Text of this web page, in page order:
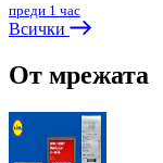
преди 1 час
Всички
От мрежата